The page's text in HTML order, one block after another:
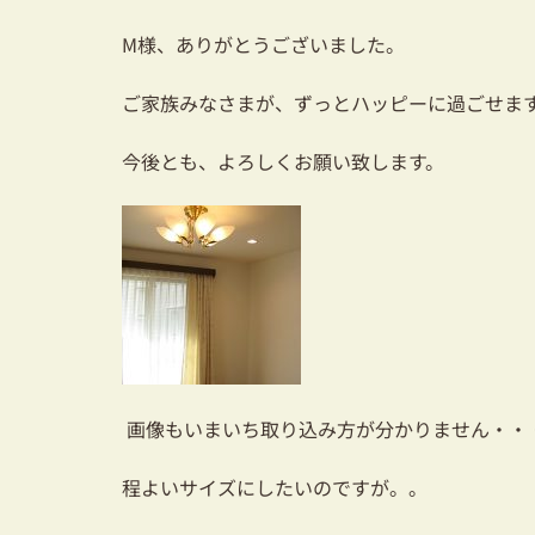
M様、ありがとうございました。
ご家族みなさまが、ずっとハッピーに過ごせま
今後とも、よろしくお願い致します。
画像もいまいち取り込み方が分かりません・・
程よいサイズにしたいのですが。。